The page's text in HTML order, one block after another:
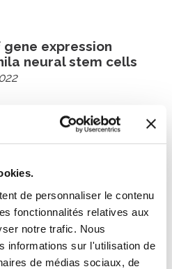
de personnaliser le contenu
fonctionnalités relatives aux
notre trafic. Nous
informations sur l'utilisation de
de médias sociaux, de
expression
neural stem cells
and interpretation of
autophagy (3rd